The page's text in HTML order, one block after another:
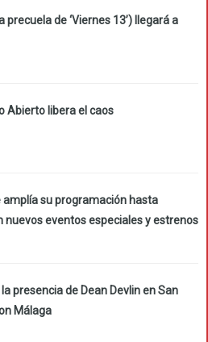
precuela de ‘Viernes 13’) llegará a
Abierto libera el caos
amplía su programación hasta
nuevos eventos especiales y estrenos
presencia de Dean Devlin en San
Málaga